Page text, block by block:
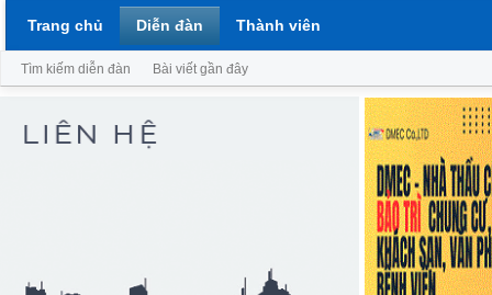
Trang chủ Diễn đàn
Tìm kiếm diễn đàn Bài viết gần đây
Thành viên